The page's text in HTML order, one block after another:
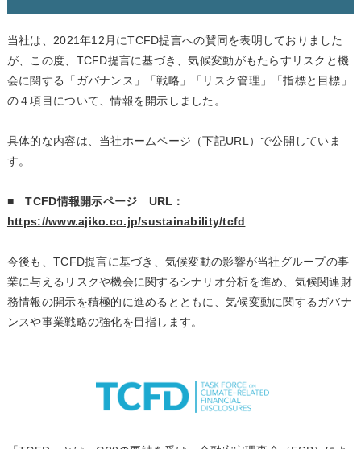
当社は、2021年12月にTCFD提言への賛同を表明しておりました
が、この度、TCFD提言に基づき、気候変動がもたらすリスクと機
会に関する「ガバナンス」「戦略」「リスク管理」「指標と目標」
の４項目について、情報を開示しました。
具体的な内容は、当社ホームページ（下記URL）で公開していま
す。
■ TCFD情報開示ページ URL：
https://www.ajiko.co.jp/sustainability/tcfd
今後も、TCFD提言に基づき、気候変動の影響が当社グループの事
業に与えるリスクや機会に関するシナリオ分析を進め、気候関連財
務情報の開示を積極的に進めるとともに、気候変動に関するガバナ
ンスや事業戦略の強化を目指します。